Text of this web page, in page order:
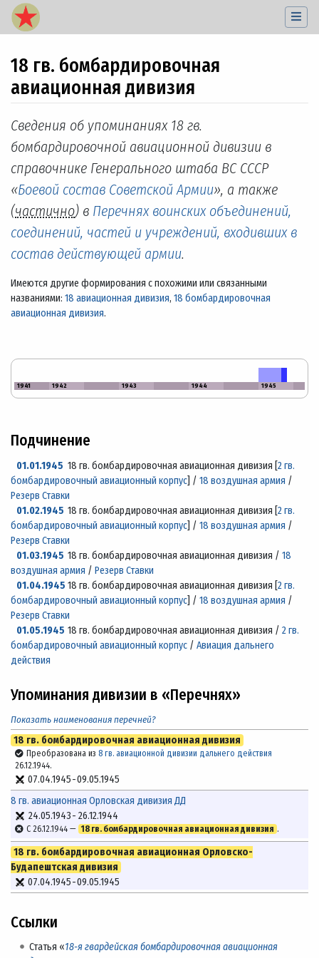
18 гв. бомбардировочная
авиационная дивизия
Перейти к:навигация,поиск
Сведения об упоминаниях 18 гв.
бомбардировочной авиационной дивизии в
справочнике Генерального штаба ВС СССР
«Боевой состав Советской Армии», а также
(частично) в Перечнях воинских объединений,
соединений, частей и учреждений, входивших в
состав действующей армии.
Имеются другие формирования с похожими или связанными
названиями: 18 авиационная дивизия, 18 бомбардировочная
авиационная дивизия.
1941 1942 1943 1944 1945
Подчинение
01.01.194518 гв. бомбардировочная авиационная дивизия [2 гв.
бомбардировочный авиационный корпус ] / 18 воздушная армия /
Резерв Ставки
01.02.194518 гв. бомбардировочная авиационная дивизия [2 гв.
бомбардировочный авиационный корпус ] / 18 воздушная армия /
Резерв Ставки
01.03.194518 гв. бомбардировочная авиационная дивизия /18
воздушная армия / Резерв Ставки
01.04.194518 гв. бомбардировочная авиационная дивизия [2 гв.
бомбардировочный авиационный корпус ] / 18 воздушная армия /
Резерв Ставки
01.05.194518 гв. бомбардировочная авиационная дивизия /2 гв.
бомбардировочный авиационный корпус / Авиация дальнего
действия
Упоминания дивизии в «Перечнях»
Показать наименования перечней?
18 гв. бомбардировочная авиационная дивизия
Преобразована из8 гв. авиационной дивизии дальнего действия
26.12.1944.
07.04.1945-09.05.1945
8 гв. авиационная Орловская дивизия ДД
24.05.1943- 26.12.1944
С 26.12.1944 — 18 гв. бомбардировочная авиационная дивизия .
18 гв. бомбардировочная авиационная Орловско-
Будапештская дивизия
07.04.1945-09.05.1945
Ссылки
Статья «18-я гвардейская бомбардировочная авиационная